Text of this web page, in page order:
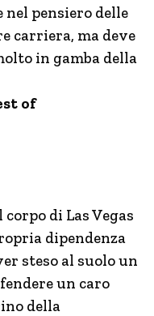
nel pensiero delle
carriera, ma deve
in gamba della
of
di Las Vegas
dipendenza
steso al suolo un
un caro
della